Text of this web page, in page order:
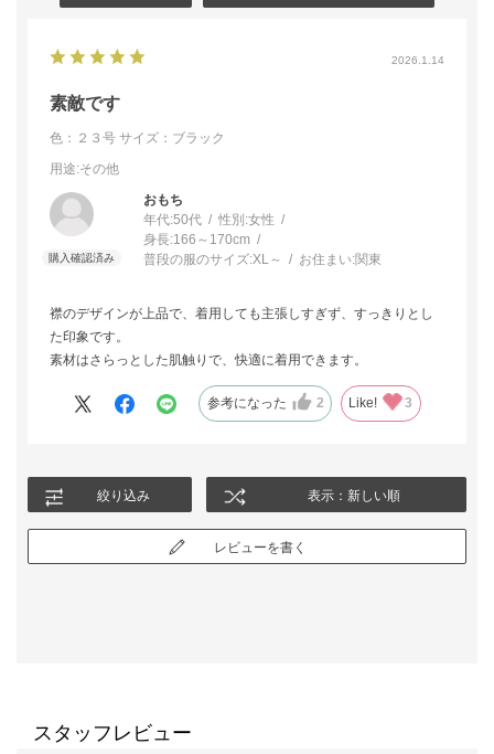
2026.1.14
素敵です
色：２３号 サイズ：ブラック
用途:その他
おもち
年代:50代 性別:女性
身長:166～170cm
普段の服のサイズ:XL～ お住まい:関東
襟のデザインが上品で、着用しても主張しすぎず、すっきりとし
た印象です。
素材はさらっとした肌触りで、快適に着用できます。
参考になった 2 Like! 3
絞り込み 表示：新しい順
レビューを書く
スタッフレビュー